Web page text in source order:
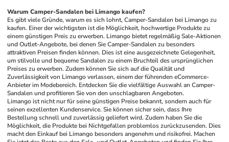
Warum Camper-Sandalen bei Limango kaufen?
Es gibt viele Gründe, warum es sich lohnt, Camper-Sandalen bei Limango zu
kaufen. Einer der wichtigsten ist die Möglichkeit, hochwertige Produkte zu
einem günstigen Preis zu erwerben. Limango bietet regelmäßig Sale-Aktionen
und Outlet-Angebote, bei denen Sie Camper-Sandalen zu besonders
attraktiven Preisen finden können. Dies ist eine ausgezeichnete Gelegenheit,
um stilvolle und bequeme Sandalen zu einem Bruchteil des ursprünglichen
Preises zu erwerben. Zudem können Sie sich auf die Qualität und
Zuverlässigkeit von Limango verlassen, einem der führenden eCommerce-
Anbieter im Modebereich. Entdecken Sie die vielfältige Auswahl an Camper-
Sandalen und profitieren Sie von den unschlagbaren Angeboten.
Limango ist nicht nur für seine günstigen Preise bekannt, sondern auch für
seinen exzellenten Kundenservice. Sie können sicher sein, dass Ihre
Bestellung schnell und zuverlässig geliefert wird. Zudem haben Sie die
Möglichkeit, die Produkte bei Nichtgefallen problemlos zurückzusenden. Dies
macht den Einkauf bei Limango besonders angenehm und risikofrei. Machen